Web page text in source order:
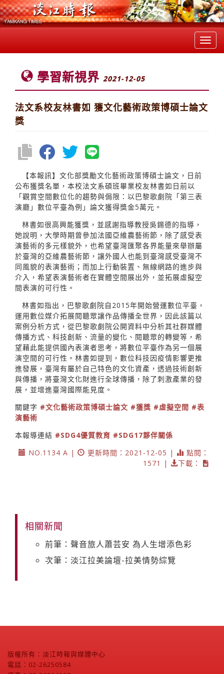
學習新視界 2021-12-05
法文系校友林書如 獲文化藝術政策博碩士論文
獎
【本報訊】文化部獎勵文化藝術政策博碩士論文，日前
公布獲獎名單，本校法文系碩班畢業校友林書如日前以
「觀賞空間數位化的趨勢與侷限：以巴黎歌劇院「第三表
演廳」數位平臺為例」論文獲得獎金5萬元。
林書如很高興能獲獎，並感謝指導教授吳錫德的指導，
她說明，大學時期曾參加法國亞維農藝術節，除了感受表
演藝術的多元樣貌外，也希望臺灣匯聚各界能量來舉辦屬
於臺灣的亞維農藝術節，讓外國人也能到臺灣感受臺灣不
同風貌的表演藝術；而加上行動裝置、無線網路的進步與
介入，希望表演藝術者在實體空間展出外，並拓展虛擬空
間表演的可行性。
林書如指出，巴黎歌劇院自2015年開始營運數位平臺，
運用數位媒介拓展閱聽眾讓作品傳播全世界，因此該篇以
案例分析方式，從巴黎歌劇院公開資料中分析其社群媒體
傳播方式、科技創新、流量的變化、閱聽眾的轉變等，希
望藉此能提供國內表演者思考，將數位平臺作為另一個展
演空間的可行性。林書如提到，數位科技因疫情影響更推
進發展，臺灣有屬於自己特色的文化資產，透過技術創新
與傳播，將臺灣文化財進行全球傳播，除了刺激產業的發
展，並增進臺灣國際能見度。
關鍵字 #文化藝術政策博碩士論文 #獲獎 #虛擬空間 #表
演藝術
本報導連結 #SDG4優質教育 #SDG17夥伴關係
NO.1134 A |
更新時間：2021-12-05 |
點閱：
1571 |
下載：
相關新聞
前筆：聲音旅人蕭芸安 為人生增添色彩
次筆：淡江拉美論壇-拉美情勢綜覽
版權所有：淡江時報與媒體中心
電話：02-26250584